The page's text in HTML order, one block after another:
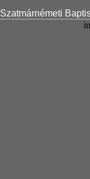
Szatmárnémeti